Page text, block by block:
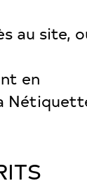
au site,
en